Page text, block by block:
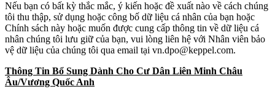
Nếu bạn có bất kỳ thắc mắc, ý kiến hoặc đề xuất nào về cách chúng
tôi thu thập, sử dụng hoặc công bố dữ liệu cá nhân của bạn hoặc
Chính sách này hoặc muốn được cung cấp thông tin về dữ liệu cá
nhân chúng tôi lưu giữ của bạn, vui lòng liên hệ với Nhân viên bảo
vệ dữ liệu của chúng tôi qua email tại vn.dpo@keppel.com.
Thông Tin Bổ Sung Dành Cho Cư Dân Liên Minh Châu
Âu/Vương Quốc Anh